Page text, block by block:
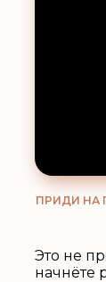
Это не
начнёте
ПРИДИ НА